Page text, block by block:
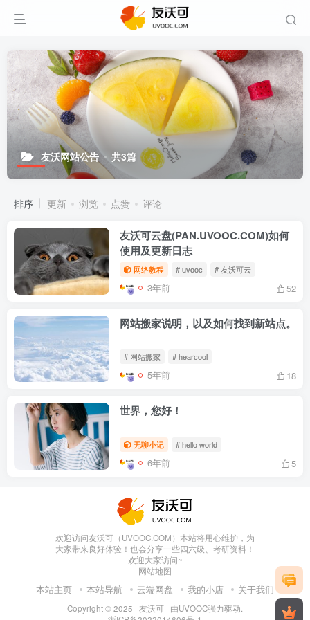
友沃网站公告 共3篇
排序 更新 浏览 点赞 评论
友沃可云盘(PAN.UVOOC.COM)如何
使用及更新日志
网络教程 # uvooc # 友沃可云
3年前 52
网站搬家说明，以及如何找到新站点。
# 网站搬家 # hearcool
5年前 18
世界，您好！
无聊小记 # hello world
6年前 5
欢迎访问友沃可（UVOOC.COM）本站将用心维护，为
大家带来良好体验！也会分享一些四六级、考研资料！
欢迎大家访问~
网站地图
本站主页 本站导航 云端网盘 我的小店 关于我们
Copyright © 2025 · 友沃可 · 由UVOOC强力驱动.